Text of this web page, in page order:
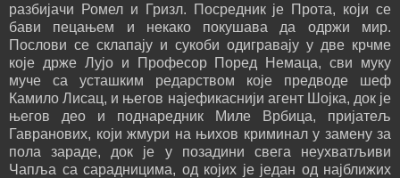
разбијачи Ромел и Гризл. Посредник је Прота, који се
бави пецањем и некако покушава да одржи мир.
Послови се склапају и сукоби одигравају у две крчме
које држе Лујо и Професор Поред Немаца, сви муку
муче са усташким редарством које предводе шеф
Камило Лисац, и његов најефикаснији агент Шојка, док је
његов део и поднаредник Миле Врбица, пријатељ
Гавранових, који жмури на њихов криминал у замену за
пола зараде, док је у позадини свега неухватљиви
Чапља са сарадницима, од којих је један од најближих